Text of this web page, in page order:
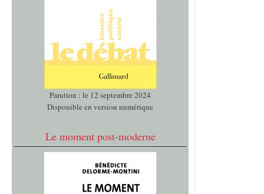
Parution : le 12 septembre 2024
Disponible en version numérique
Le moment post-moderne